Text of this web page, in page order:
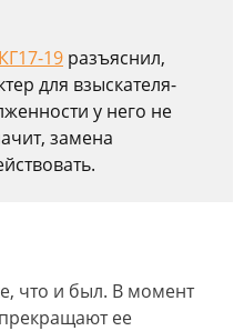
19 разъяснил,
для взыскателя-
у него не
замена
что и был. В момент
ее